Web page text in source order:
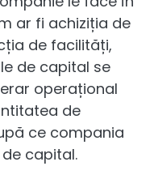
ar fi achiziția de
de facilități,
de capital se
operațional
de
ce compania
capital.